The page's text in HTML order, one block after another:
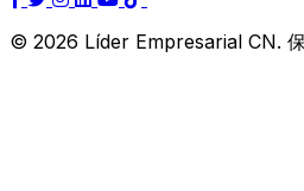
© 2026 Líder Empresarial CN. 保